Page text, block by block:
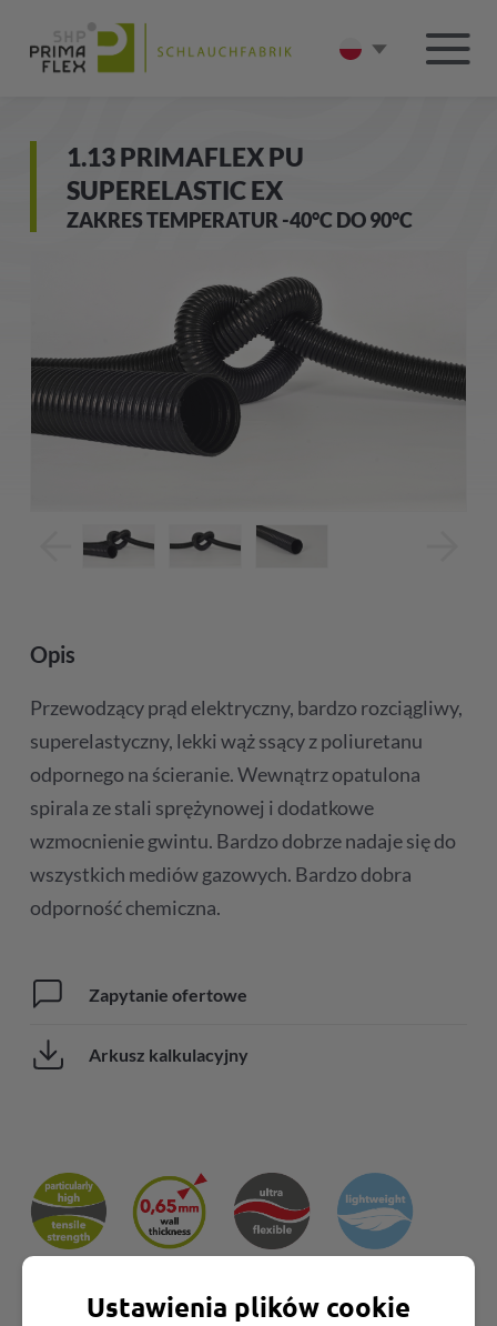
1.13 PRIMAFLEX PU
SUPERELASTIC EX
ZAKRES TEMPERATUR -40°C DO 90°C
Opis
Przewodzący prąd elektryczny, bardzo rozciągliwy,
superelastyczny, lekki wąż ssący z poliuretanu
odpornego na ścieranie. Wewnątrz opatulona
spirala ze stali sprężynowej i dodatkowe
wzmocnienie gwintu. Bardzo dobrze nadaje się do
wszystkich mediów gazowych. Bardzo dobra
odporność chemiczna.
Zapytanie ofertowe
Arkusz kalkulacyjny
Ustawienia plików cookie